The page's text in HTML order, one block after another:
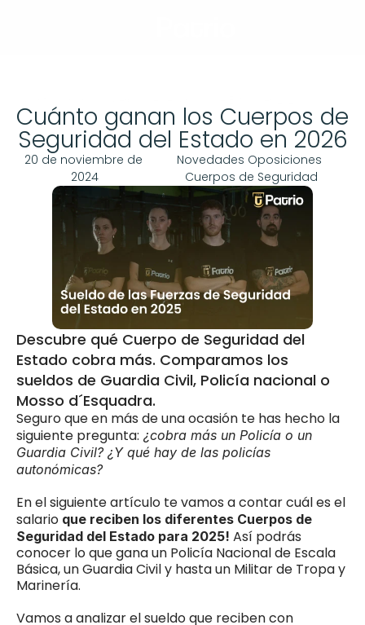
Cuánto ganan los Cuerpos de
Seguridad del Estado en 2026
20 de noviembre de
2024
Novedades Oposiciones
Cuerpos de Seguridad
Descubre qué Cuerpo de Seguridad del
Estado cobra más. Comparamos los
sueldos de Guardia Civil, Policía nacional o
Mosso d´Esquadra.
Seguro que en más de una ocasión te has hecho la
siguiente pregunta: ¿cobra más un Policía o un
Guardia Civil? ¿Y qué hay de las policías
autonómicas?
En el siguiente artículo te vamos a contar cuál es el
salario que reciben los diferentes Cuerpos de
Seguridad del Estado para 2025! Así podrás
conocer lo que gana un Policía Nacional de Escala
Básica, un Guardia Civil y hasta un Militar de Tropa y
Marinería.
Vamos a analizar el sueldo que reciben con